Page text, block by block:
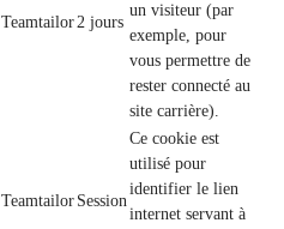
Teamtailor2 jours
un visiteur (par
exemple, pour
vous permettre de
rester connecté au
site carrière).
Teamtailor Session
Ce cookie est
utilisé pour
identifier le lien
internet servant à